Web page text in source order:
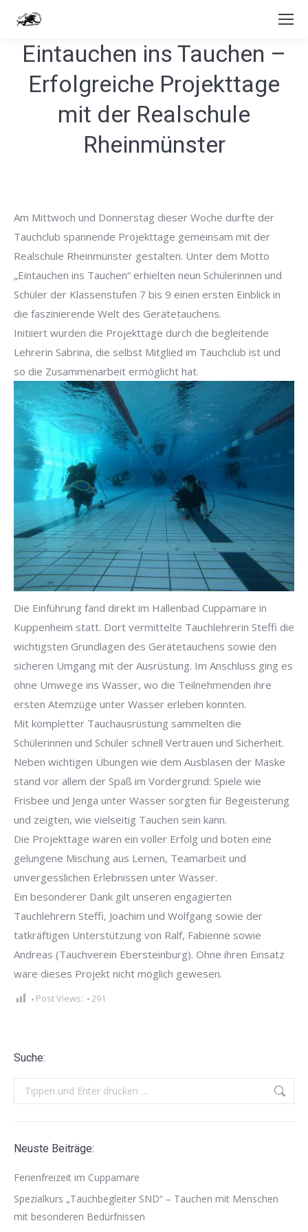
Eintauchen ins Tauchen –
Erfolgreiche Projekttage
mit der Realschule
Rheinmünster
Am Mittwoch und Donnerstag dieser Woche durfte der
Tauchclub spannende Projekttage gemeinsam mit der
Realschule Rheinmünster gestalten. Unter dem Motto
„Eintauchen ins Tauchen“ erhielten neun Schülerinnen und
Schüler der Klassenstufen 7 bis 9 einen ersten Einblick in
die faszinierende Welt des Gerätetauchens.
Initiiert wurden die Projekttage durch die begleitende
Lehrerin Sabrina, die selbst Mitglied im Tauchclub ist und
so die Zusammenarbeit ermöglicht hat.
Die Einführung fand direkt im Hallenbad Cuppamare in
Kuppenheim statt. Dort vermittelte Tauchlehrerin Steffi die
wichtigsten Grundlagen des Gerätetauchens sowie den
sicheren Umgang mit der Ausrüstung. Im Anschluss ging es
ohne Umwege ins Wasser, wo die Teilnehmenden ihre
ersten Atemzüge unter Wasser erleben konnten.
Mit kompletter Tauchausrüstung sammelten die
Schülerinnen und Schüler schnell Vertrauen und Sicherheit.
Neben wichtigen Übungen wie dem Ausblasen der Maske
stand vor allem der Spaß im Vordergrund: Spiele wie
Frisbee und Jenga unter Wasser sorgten für Begeisterung
und zeigten, wie vielseitig Tauchen sein kann.
Die Projekttage waren ein voller Erfolg und boten eine
gelungene Mischung aus Lernen, Teamarbeit und
unvergesslichen Erlebnissen unter Wasser.
Ein besonderer Dank gilt unseren engagierten
Tauchlehrern Steffi, Joachim und Wolfgang sowie der
tatkräftigen Unterstützung von Ralf, Fabienne sowie
Andreas (Tauchverein Ebersteinburg). Ohne ihren Einsatz
wäre dieses Projekt nicht möglich gewesen.
Post Views: 291
Suche:
Search:
Neuste Beiträge:
Ferienfreizeit im Cuppamare
Spezialkurs „Tauchbegleiter SND“ – Tauchen mit Menschen
mit besonderen Bedürfnissen